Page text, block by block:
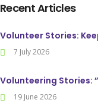
Recent Articles
Volunteer Stories:
7 July 2026
Volunteering Stories:
19 June 2026